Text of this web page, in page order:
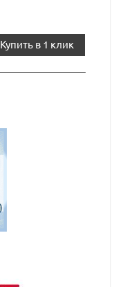
Купить в 1 клик